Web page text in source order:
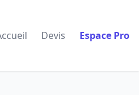
Devis Espace Pro